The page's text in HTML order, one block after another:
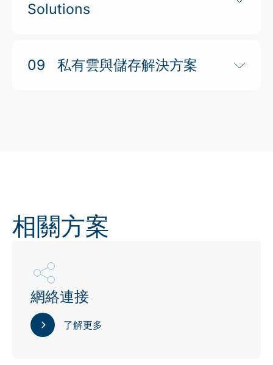
Solutions
09 私有雲與儲存解決方案
相關方案
網絡連接
了解更多